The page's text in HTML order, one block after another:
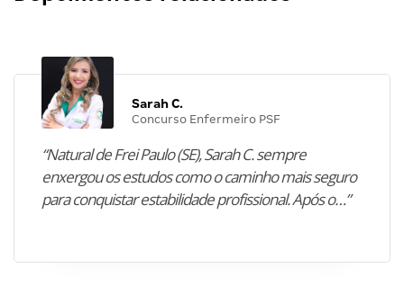
Sarah C.
Concurso Enfermeiro PSF
“Natural de Frei Paulo (SE), Sarah C. sempre
enxergou os estudos como o caminho mais seguro
para conquistar estabilidade profissional. Após o…”